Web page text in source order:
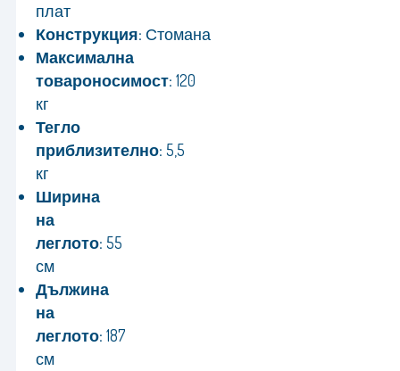
плат
Конструкция: Стомана
Максимална
товароносимост: 120
кг
Тегло
приблизително: 5,5
кг
Ширина
на
леглото: 55
см
Дължина
на
леглото: 187
см